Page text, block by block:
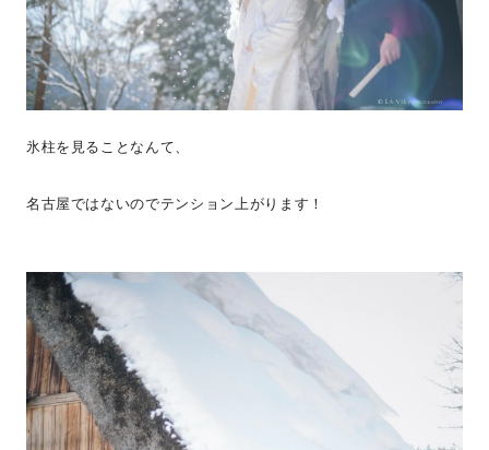
氷柱を見ることなんて、
名古屋ではないのでテンション上がります！